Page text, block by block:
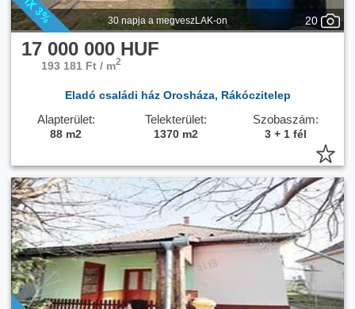
30 napja a megveszLAK-on 20
17 000 000 HUF
193 181 Ft / m2
Eladó családi ház Orosháza, Rákóczitelep
Alapterület: Telekterület: Szobaszám:
88 m2 1370 m2 3 + 1 fél